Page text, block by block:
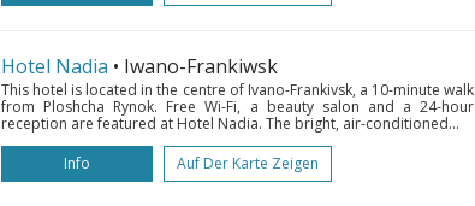
Hotel Nadia • Iwano-Frankiwsk
This hotel is located in the centre of Ivano-Frankivsk, a 10-minute walk
from Ploshcha Rynok. Free Wi-Fi, a beauty salon and a 24-hour
reception are featured at Hotel Nadia. The bright, air-conditioned...
Info
Auf Der Karte Zeigen